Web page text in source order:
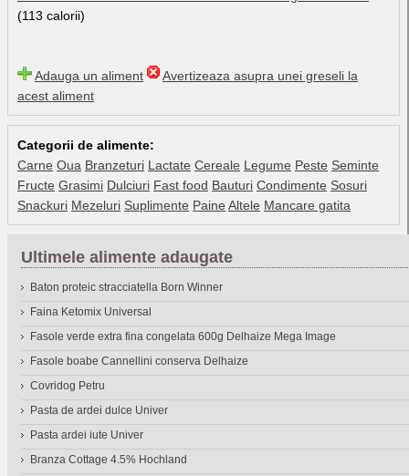
(113 calorii)
Adauga un aliment
Avertizeaza asupra unei greseli la
acest aliment
Categorii de alimente:
Carne Oua Branzeturi Lactate Cereale Legume Peste Seminte
Fructe Grasimi Dulciuri Fast food Bauturi Condimente Sosuri
Snackuri Mezeluri Suplimente Paine Altele Mancare gatita
Ultimele alimente adaugate
Baton proteic stracciatella Born Winner
Faina Ketomix Universal
Fasole verde extra fina congelata 600g Delhaize Mega Image
Fasole boabe Cannellini conserva Delhaize
Covridog Petru
Pasta de ardei dulce Univer
Pasta ardei iute Univer
Branza Cottage 4.5% Hochland